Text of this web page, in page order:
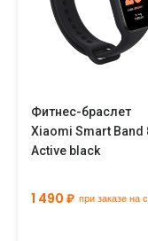
Фитнес-браслет
Xiaomi Smart Band
Active black
1 490 ₽ при заказе на